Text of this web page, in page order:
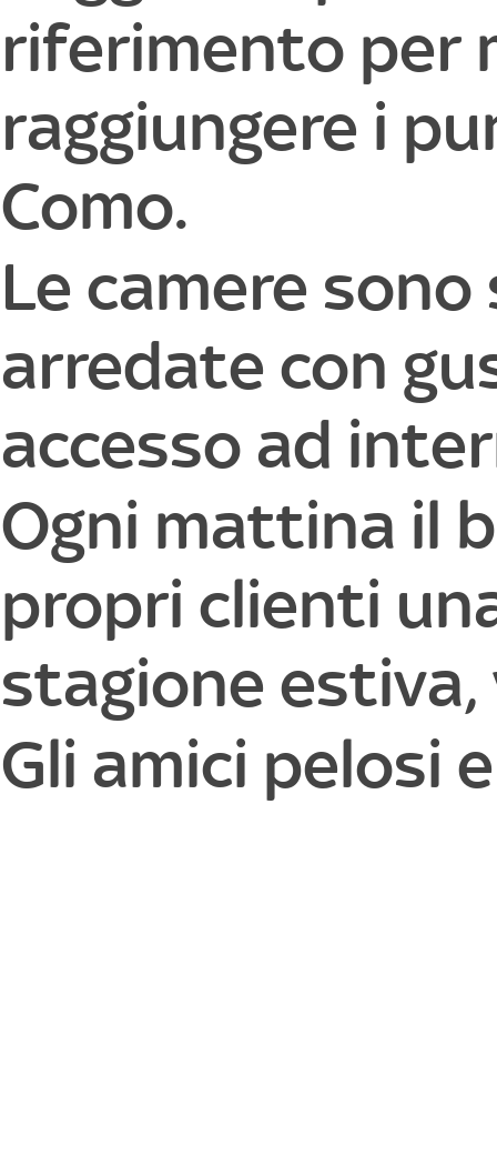
riferimento per
raggiungere i
Como.
Le camere
arredate con
accesso ad
Ogni mattina il
propri clienti
stagione estiva,
Gli amici pelosi